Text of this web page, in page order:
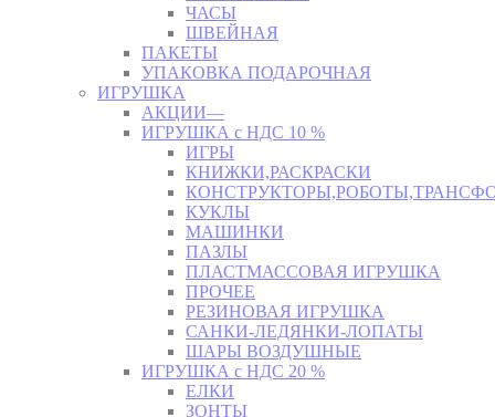
ЧАСЫ
ШВЕЙНАЯ
ПАКЕТЫ
УПАКОВКА ПОДАРОЧНАЯ
ИГРУШКА
АКЦИИ—
ИГРУШКА с НДС 10 %
ИГРЫ
КНИЖКИ,РАСКРАСКИ
КУКЛЫ
МАШИНКИ
ПАЗЛЫ
ПЛАСТМАССОВАЯ ИГРУШКА
ПРОЧЕЕ
РЕЗИНОВАЯ ИГРУШКА
САНКИ-ЛЕДЯНКИ-ЛОПАТЫ
ШАРЫ ВОЗДУШНЫЕ
ИГРУШКА с НДС 20 %
ЕЛКИ
ЗОНТЫ